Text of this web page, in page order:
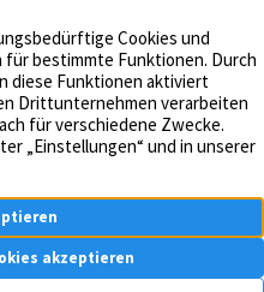
Aktuelles
Kontakt
Verwalten
Unternehmen